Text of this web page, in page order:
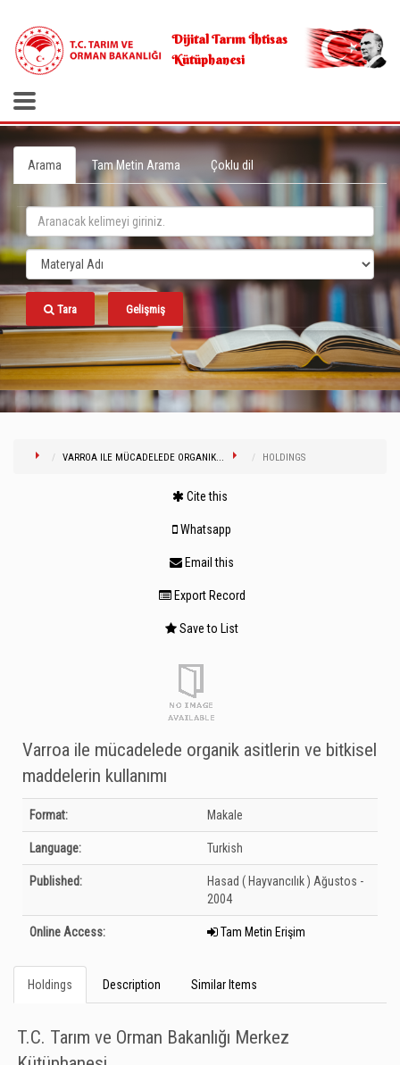
Dijital Tarım İhtisas
Kütüphanesi
Arama Tam Metin Arama Çoklu dil
Tara Gelişmiş
VARROA ILE MÜCADELEDE ORGANIK... HOLDINGS
Cite this
Whatsapp
Email this
Export Record
Save to List
Varroa ile mücadelede organik asitlerin ve bitkisel
maddelerin kullanımı
Bibliographic Details
Format: Makale
Language: Turkish
Published: Hasad ( Hayvancılık ) Ağustos -
2004
Online Access: Tam Metin Erişim
Holdings Description Similar Items
T.C. Tarım ve Orman Bakanlığı Merkez